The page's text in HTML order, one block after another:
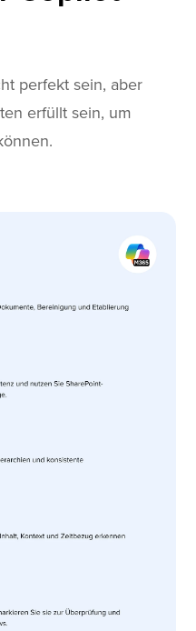
perfekt sein, aber
erfüllt sein, um